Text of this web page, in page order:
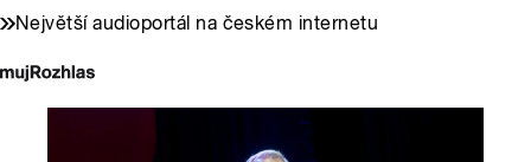
Největší audioportál na českém internetu